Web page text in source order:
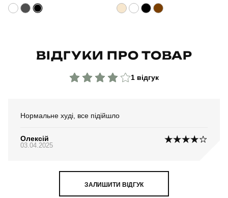
ВІДГУКИ ПРО ТОВАР
1 відгук
Нормальне худі, все підійшло
Олексій
03.04.2025
ЗАЛИШИТИ ВІДГУК